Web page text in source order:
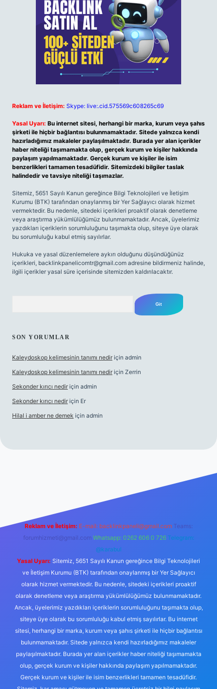
Reklam ve İletişim: Skype: live:.cid.575569c608265c69
Yasal Uyarı: Bu internet sitesi, herhangi bir marka, kurum veya şahıs
şirketi ile hiçbir bağlantısı bulunmamaktadır. Sitede yalnızca kendi
hazırladığımız makaleler paylaşılmaktadır. Burada yer alan içerikler
haber niteliği taşımamakta olup, gerçek kurum ve kişiler hakkında
paylaşım yapılmamaktadır. Gerçek kurum ve kişiler ile isim
benzerlikleri tamamen tesadüfidir. Sitemizdeki bilgiler taslak
halindedir ve tavsiye niteliği taşımazlar.
Sitemiz, 5651 Sayılı Kanun gereğince Bilgi Teknolojileri ve İletişim
Kurumu (BTK) tarafından onaylanmış bir Yer Sağlayıcı olarak hizmet
vermektedir. Bu nedenle, sitedeki içerikleri proaktif olarak denetleme
veya araştırma yükümlülüğümüz bulunmamaktadır. Ancak, üyelerimiz
yazdıkları içeriklerin sorumluluğunu taşımakta olup, siteye üye olarak
bu sorumluluğu kabul etmiş sayılırlar.
Hukuka ve yasal düzenlemelere aykırı olduğunu düşündüğünüz
içerikleri, backlinkpanelicomtr@gmail.com adresine bildirmeniz halinde,
ilgili içerikler yasal süre içerisinde sitemizden kaldırılacaktır.
SON YORUMLAR
Kaleydoskop kelimesinin tanımı nedir için admin
Kaleydoskop kelimesinin tanımı nedir için Zerrin
Sekonder kırıcı nedir için admin
Sekonder kırıcı nedir için Er
Hilal i amber ne demek için admin
Reklam ve İletişim: E-mail: backlinkpaneli@gmail.com Teams:
forumhizmeti@gmail.com Whatsapp: 0262 606 0 726 Telegram:
@karabul
Yasal Uyarı: Sitemiz, 5651 Sayılı Kanun gereğince Bilgi Teknolojileri
ve İletişim Kurumu (BTK) tarafından onaylanmış bir Yer Sağlayıcı
olarak hizmet vermektedir. Bu nedenle, sitedeki içerikleri proaktif
olarak denetleme veya araştırma yükümlülüğümüz bulunmamaktadır.
Ancak, üyelerimiz yazdıkları içeriklerin sorumluluğunu taşımakta olup,
siteye üye olarak bu sorumluluğu kabul etmiş sayılırlar. Bu internet
sitesi, herhangi bir marka, kurum veya şahıs şirketi ile hiçbir bağlantısı
bulunmamaktadır. Sitede yalnızca kendi hazırladığımız makaleler
paylaşılmaktadır. Burada yer alan içerikler haber niteliği taşımamakta
olup, gerçek kurum ve kişiler hakkında paylaşım yapılmamaktadır.
Gerçek kurum ve kişiler ile isim benzerlikleri tamamen tesadüfidir.